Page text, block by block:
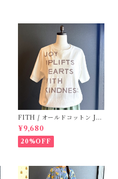
FITH / オールドコットン JO
Y Tシャツ(White) / Size 2
¥9,680
20%OFF